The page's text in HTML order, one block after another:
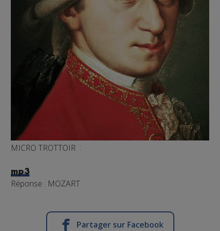
MICRO TROTTOIR :
mp3
Réponse : MOZART
Partager sur Facebook